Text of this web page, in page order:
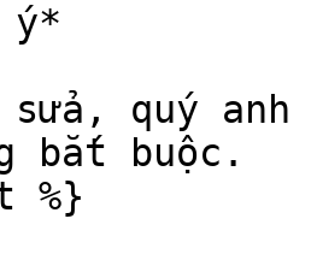
ý*
quý
bắt buộc.
%}